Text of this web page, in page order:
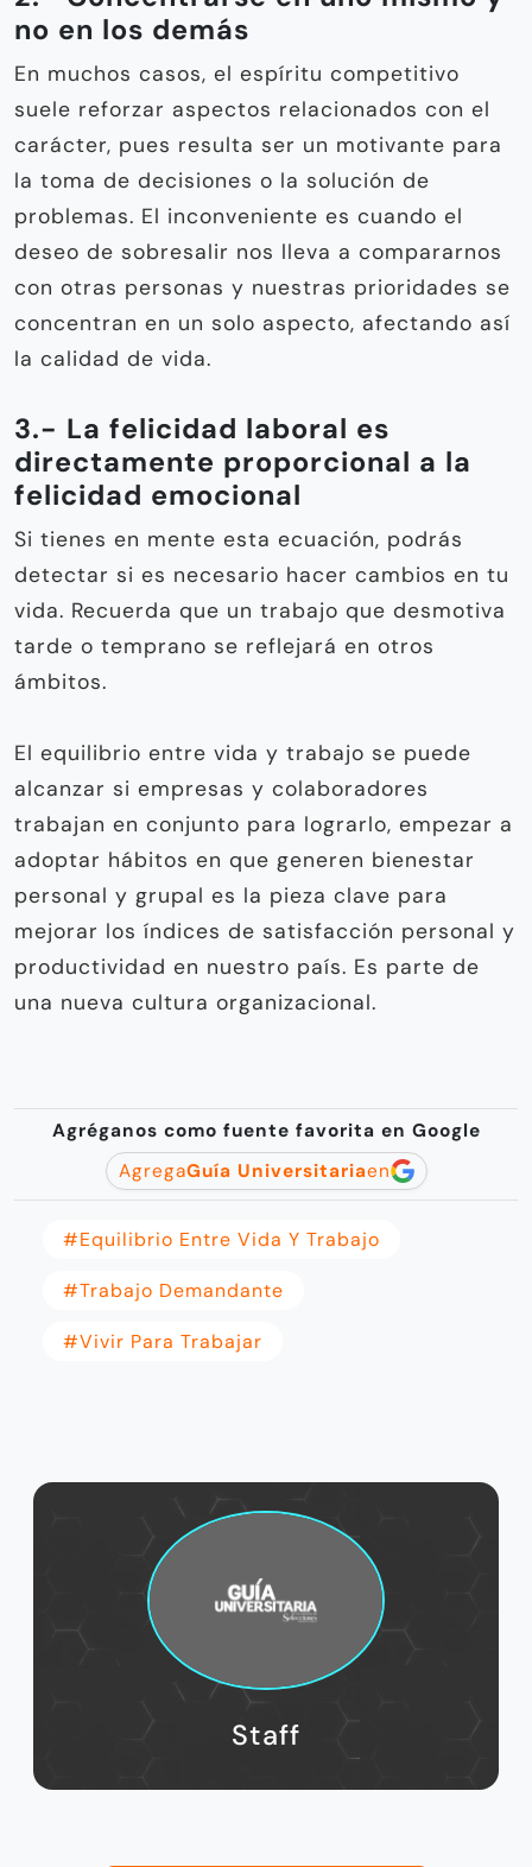
no en los demás
En muchos casos, el espíritu competitivo
suele reforzar aspectos relacionados con el
carácter, pues resulta ser un motivante para
la toma de decisiones o la solución de
problemas. El inconveniente es cuando el
deseo de sobresalir nos lleva a compararnos
con otras personas y nuestras prioridades se
concentran en un solo aspecto, afectando así
la calidad de vida.
3.- La felicidad laboral es
directamente proporcional a la
felicidad emocional
Si tienes en mente esta ecuación, podrás
detectar si es necesario hacer cambios en tu
vida. Recuerda que un trabajo que desmotiva
tarde o temprano se reflejará en otros
ámbitos.
El equilibrio entre vida y trabajo se puede
alcanzar si empresas y colaboradores
trabajan en conjunto para lograrlo, empezar a
adoptar hábitos en que generen bienestar
personal y grupal es la pieza clave para
mejorar los índices de satisfacción personal y
productividad en nuestro país. Es parte de
una nueva cultura organizacional.
Agréganos como fuente favorita en Google
AgregaGuía Universitariaen
#equilibrio Entre Vida Y Trabajo
#trabajo Demandante
#vivir Para Trabajar
Staff